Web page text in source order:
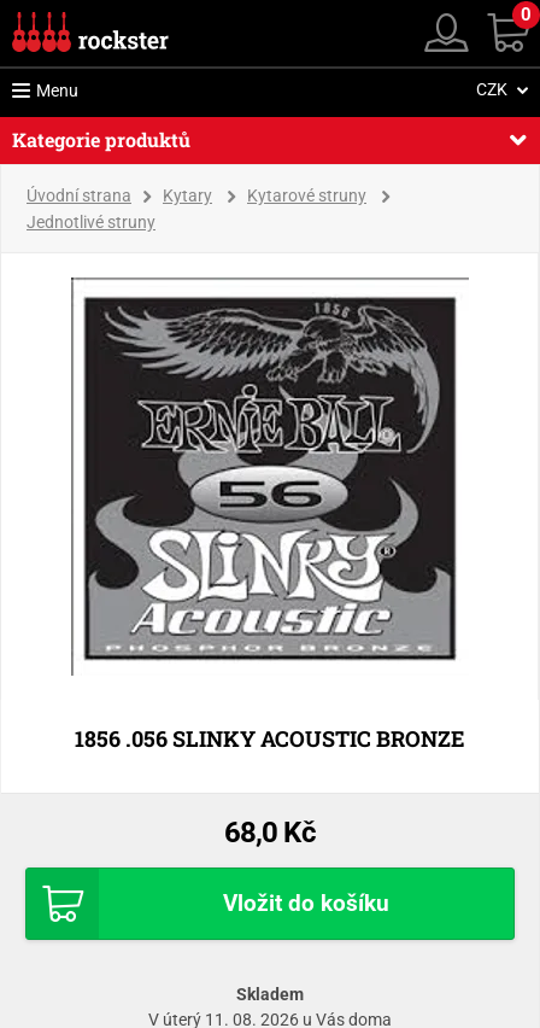
0
Menu CZK
Kategorie produktů
Úvodní strana Kytary
Kytarové struny
Jednotlivé struny
1856 .056 SLINKY ACOUSTIC BRONZE
68,0 Kč
Vložit do košíku
Skladem
V úterý 11. 08. 2026 u Vás doma